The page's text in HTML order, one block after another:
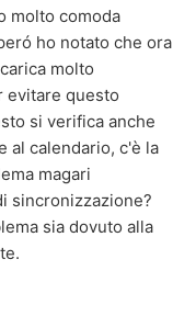
molto comoda
ho notato che ora
molto
evitare questo
si verifica anche
al calendario, c'è la
magari
sincronizzazione?
sia dovuto alla